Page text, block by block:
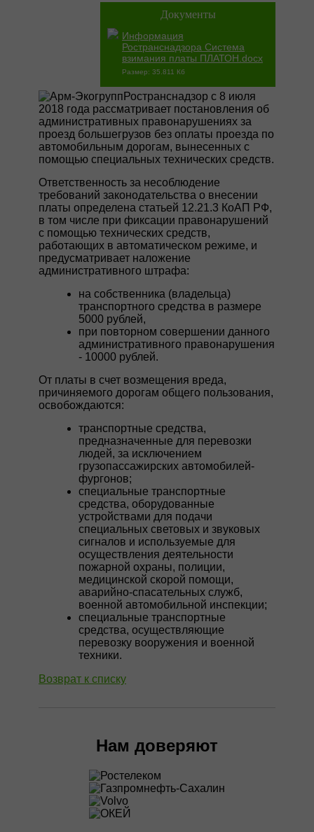
Документы
Информация
Ространснадзора Система
взимания платы ПЛАТОН.docx
Размер: 35.811 Кб
Ространснадзор с 8 июля
2018 года рассматривает постановления об
административных правонарушениях за
проезд большегрузов без оплаты проезда по
автомобильным дорогам, вынесенных с
помощью специальных технических средств.
Ответственность за несоблюдение
требований законодательства о внесении
платы определена статьей 12.21.3 КоАП РФ,
в том числе при фиксации правонарушений
с помощью технических средств,
работающих в автоматическом режиме, и
предусматривает наложение
административного штрафа:
на собственника (владельца)
транспортного средства в размере
5000 рублей,
при повторном совершении данного
административного правонарушения
- 10000 рублей.
От платы в счет возмещения вреда,
причиняемого дорогам общего пользования,
освобождаются:
транспортные средства,
предназначенные для перевозки
людей, за исключением
грузопассажирских автомобилей-
фургонов;
специальные транспортные
средства, оборудованные
устройствами для подачи
специальных световых и звуковых
сигналов и используемые для
осуществления деятельности
пожарной охраны, полиции,
медицинской скорой помощи,
аварийно-спасательных служб,
военной автомобильной инспекции;
специальные транспортные
средства, осуществляющие
перевозку вооружения и военной
техники.
Возврат к списку
Нам доверяют